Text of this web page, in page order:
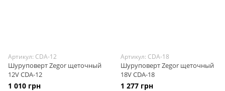
Артикул: CDA-12
Шуруповерт Zegor щеточный
12V CDA-12
1 010 грн
Артикул: CDA-18
Шуруповерт Zegor щеточный
18V CDA-18
1 277 грн